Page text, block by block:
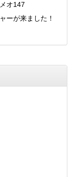
オ147
ーが来ました！